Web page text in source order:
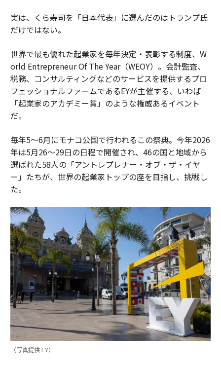
実は、くら寿司を「日本代表」に選んだのはトランプ氏
だけではない。
世界で最も優れた起業家を毎年決定・表彰する制度、W
orld Entrepreneur Of The Year（WEOY）。会計監査、
税務、コンサルティングなどのサービスを提供するプロ
フェッショナルファームであるEYが主催する、いわば
「起業家のアカデミー賞」のような権威あるイベント
だ。
毎年5〜6月にモナコ公国で行われるこの祭典。今年2026
年は5月26〜29日の日程で開催され、46の国と地域から
選ばれた58人の「アントレプレナー・オブ・ザ・イヤ
ー」たちが、世界の起業家トップの座を目指し、挑戦し
た。
（写真提供 EY）